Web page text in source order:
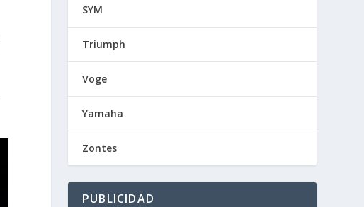
SYM
Triumph
Voge
Yamaha
Zontes
PUBLICIDAD